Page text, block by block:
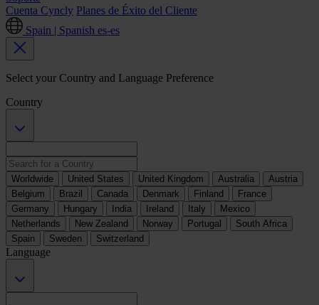
Cuenta Cyncly Planes de Éxito del Cliente
Spain | Spanish es-es
Select your Country and Language Preference
Country
Worldwide United States United Kingdom Australia
Austria
Belgium
Brazil Canada Denmark Finland
France
Germany
Hungary India Ireland Italy
Mexico
Netherlands
New Zealand Norway Portugal
South Africa
Spain
Sweden Switzerland
Language